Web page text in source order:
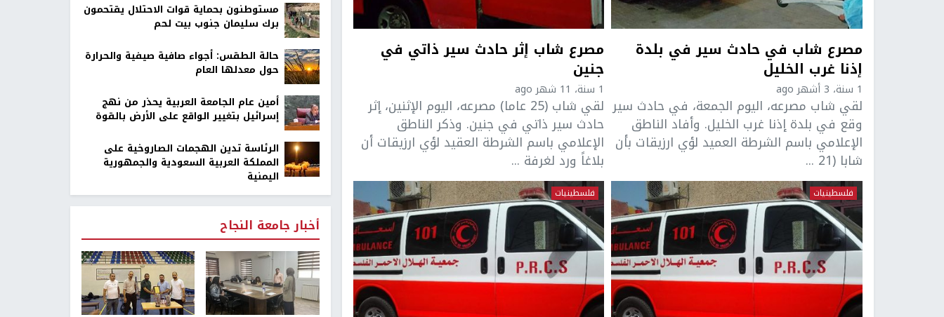
مصرع شاب في حادث سير في بلدة
إذنا غرب الخليل
1 سنة، 3 أشهر ago
لقي شاب مصرعه، اليوم الجمعة، في حادث سير
وقع في بلدة إذنا غرب الخليل. وأفاد الناطق
الإعلامي باسم الشرطة العميد لؤي ارزيقات بأن
شابا (21 ...
مصرع شاب إثر حادث سير ذاتي في
جنين
1 سنة، 11 شهر ago
لقي شاب (25 عاما) مصرعه، اليوم الإثنين، إثر
حادث سير ذاتي في جنين. وذكر الناطق
الإعلامي باسم الشرطة العقيد لؤي ارزيقات أن
بلاغاً ورد لغرفة ...
فلسطينيات فلسطينيات
مستوطنون بحماية قوات الاحتلال يقتحمون
برك سليمان جنوب بيت لحم
حالة الطقس: أجواء صافية صيفية والحرارة
حول معدلها العام
أمين عام الجامعة العربية يحذر من نهج
إسرائيل بتغيير الواقع على الأرض بالقوة
الرئاسة تدين الهجمات الصاروخية على
المملكة العربية السعودية والجمهورية
اليمنية
أخبار جامعة النجاح